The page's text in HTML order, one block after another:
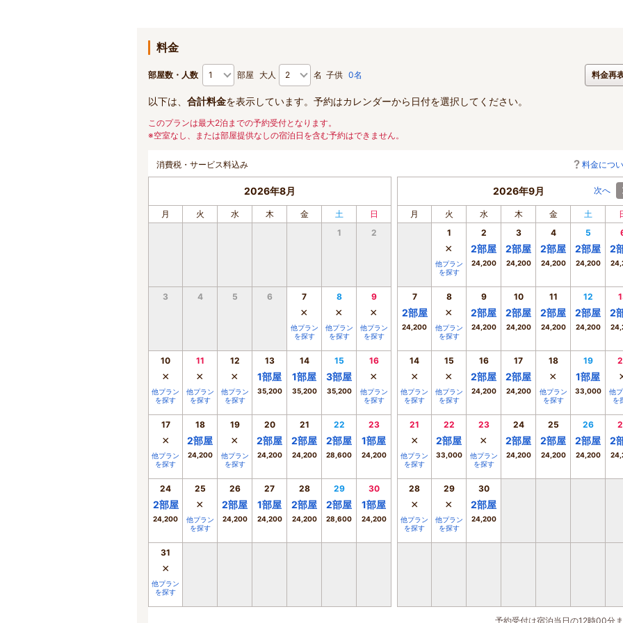
料金
部屋数・人数 部屋 大人 名 子供 0名 料金再
以下は、 合計料金を表示しています。予約はカレンダーから日付を選択してください。
このプランは最大2泊までの予約受付となります。
※空室なし、または部屋提供なしの宿泊日を含む予約はできません。
消費税・サービス料込み 料金につ
2026年8月
月 火 水 木 金 土
日
1
2
3 4 5 6 7
×
他プラン
を探す
8
×
他プラン
を探す
9
×
他プラン
を探す
10
×
他プラン
を探す
11
×
他プラン
を探す
12
×
他プラン
を探す
13
1部屋
35,200
14
1部屋
35,200
15
3部屋
35,200
16
×
他プラン
を探す
17
×
他プラン
を探す
18
2部屋
24,200
19
×
他プラン
を探す
20
2部屋
24,200
21
2部屋
24,200
22
2部屋
28,600
23
1部屋
24,200
24
2部屋
24,200
25
×
他プラン
を探す
26
2部屋
24,200
27
1部屋
24,200
28
2部屋
24,200
29
2部屋
28,600
30
1部屋
24,200
31
×
他プラン
を探す
2026年9月 次へ
月 火 水 木 金 土
1
×
他プラン
を探す
2
2部屋
24,200
3
2部屋
24,200
4
2部屋
24,200
5
2部屋
24,200
2
7
2部屋
24,200
8
×
他プラン
を探す
9
2部屋
24,200
10
2部屋
24,200
11
2部屋
24,200
12
2部屋
24,200
2
14
×
他プラン
を探す
15
×
他プラン
を探す
16
2部屋
24,200
17
2部屋
24,200
18
×
他プラン
を探す
19
1部屋
33,000
他
を
21
×
他プラン
を探す
22
2部屋
33,000
23
×
他プラン
を探す
24
2部屋
24,200
25
2部屋
24,200
26
2部屋
24,200
2
28
×
他プラン
を探す
29
×
他プラン
を探す
30
2部屋
24,200
予約受付は宿泊当日の12時00分